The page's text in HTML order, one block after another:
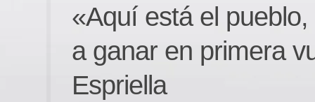
«Aquí está el
a ganar en primera
Espriella